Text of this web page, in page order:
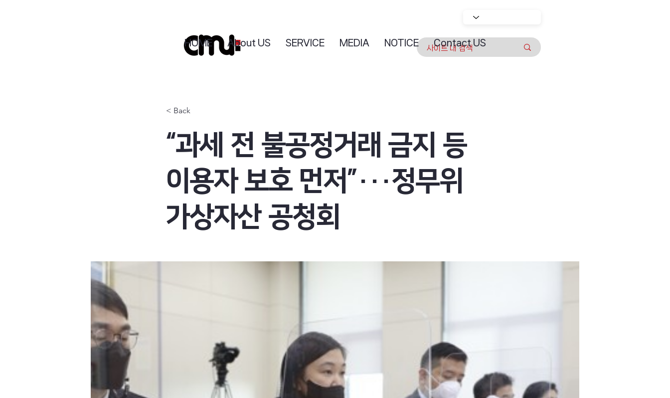
HOME About US SERVICE MEDIA NOTICE Contact US
< Back
“과세 전 불공정거래 금지 등
이용자 보호 먼저”···정무위
가상자산 공청회